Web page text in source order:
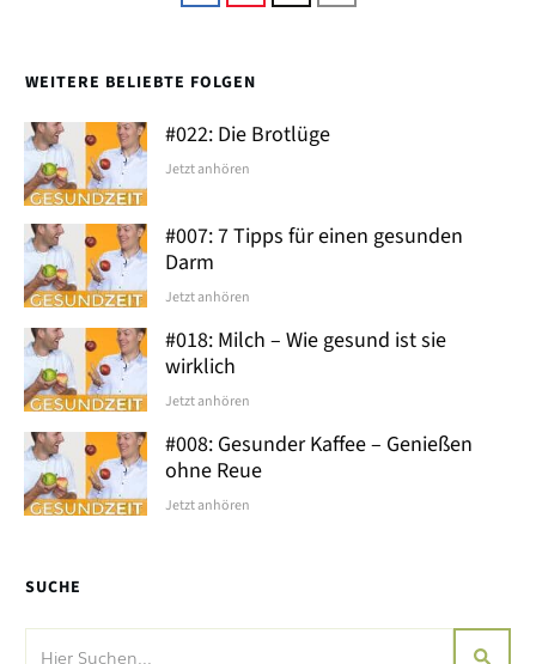
WEITERE BELIEBTE FOLGEN
#022: Die Brotlüge
Jetzt anhören
#007: 7 Tipps für einen gesunden
Darm
Jetzt anhören
#018: Milch – Wie gesund ist sie
wirklich
Jetzt anhören
#008: Gesunder Kaffee – Genießen
ohne Reue
Jetzt anhören
SUCHE